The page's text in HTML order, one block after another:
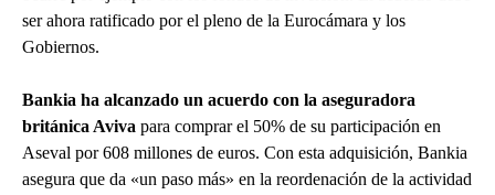
ser ahora ratificado por el pleno de la Eurocámara y los
Gobiernos.
Bankia ha alcanzado un acuerdo con la aseguradora
británica Aviva para comprar el 50% de su participación en
Aseval por 608 millones de euros. Con esta adquisición, Bankia
asegura que da «un paso más» en la reordenación de la actividad